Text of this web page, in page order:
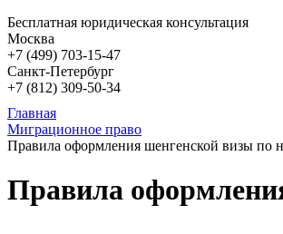
Бесплатная юридическая консультация
Москва
+7 (499) 703-15-47
Санкт-Петербург
+7 (812) 309-50-34
Главная
Миграционное право
Правила оформления шенгенской визы по
Правила